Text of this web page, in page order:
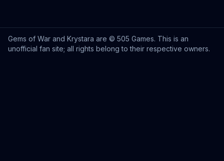
Gems of War and Krystara are © 505 Games. This is an
unofficial fan site; all rights belong to their respective owners.